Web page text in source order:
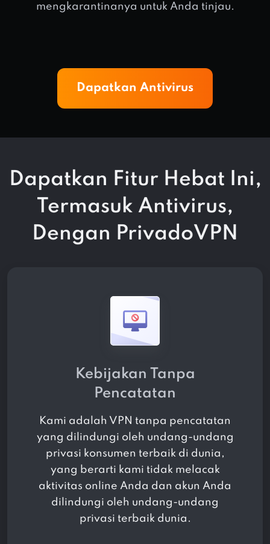
mengkarantinanya untuk Anda tinjau.
Dapatkan Antivirus
Dapatkan Fitur Hebat Ini,
Termasuk Antivirus,
Dengan PrivadoVPN
Kebijakan Tanpa
Pencatatan
Kami adalah VPN tanpa pencatatan
yang dilindungi oleh undang-undang
privasi konsumen terbaik di dunia,
yang berarti kami tidak melacak
aktivitas online Anda dan akun Anda
dilindungi oleh undang-undang
privasi terbaik dunia.